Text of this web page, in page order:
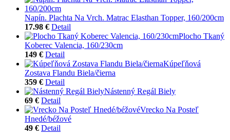
Napín. Plachta Na Vrch. Matrac Elasthan Topper, 160/200cm
17.98 € Detail
Plocho Tkaný
Koberec Valencia, 160/230cm
149 € Detail
Kúpeľňová
Zostava Flandu Biela/čierna
359 € Detail
Nástenný Regál Biely
69 € Detail
Vrecko Na Posteľ
Hnedé/béžové
49 € Detail